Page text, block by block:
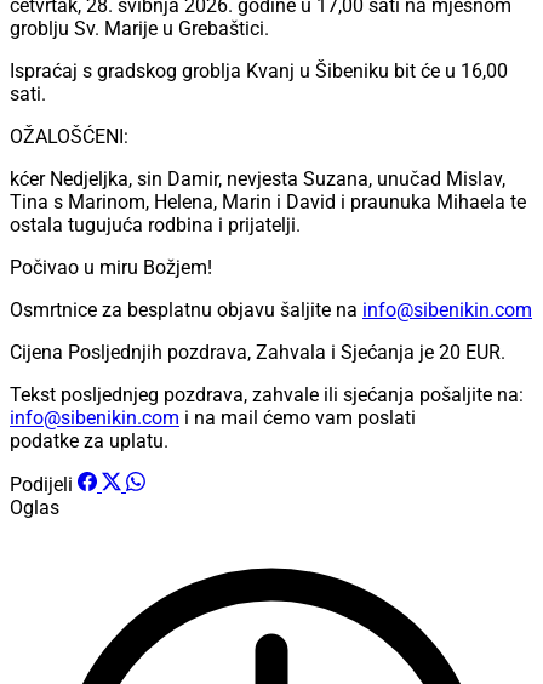
četvrtak, 28. svibnja 2026. godine u 17,00 sati na mjesnom
groblju Sv. Marije u Grebaštici.
Ispraćaj s gradskog groblja Kvanj u Šibeniku bit će u 16,00
sati.
OŽALOŠĆENI:
kćer Nedjeljka, sin Damir, nevjesta Suzana, unučad Mislav,
Tina s Marinom, Helena, Marin i David i praunuka Mihaela te
ostala tugujuća rodbina i prijatelji.
Počivao u miru Božjem!
Osmrtnice za besplatnu objavu šaljite na info@sibenikin.com
Cijena Posljednjih pozdrava, Zahvala i Sjećanja je 20 EUR.
Tekst posljednjeg pozdrava, zahvale ili sjećanja pošaljite na:
info@sibenikin.com i na mail ćemo vam poslati
podatke za uplatu.
Podijeli
Oglas